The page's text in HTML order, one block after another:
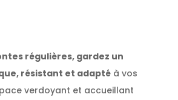
régulières, gardez un
résistant et adaptéà vos
verdoyant et accueillant